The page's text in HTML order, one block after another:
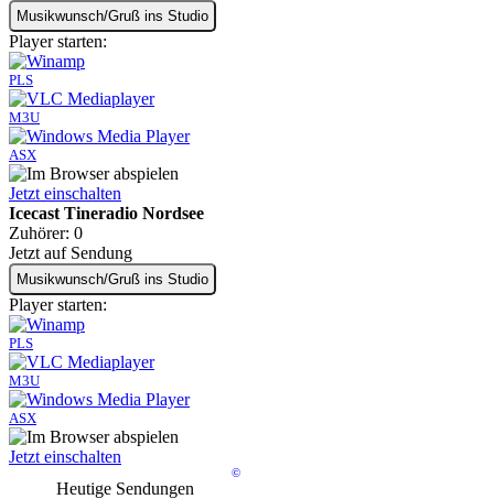
Musikwunsch/Gruß ins Studio
Player starten:
PLS
M3U
ASX
Jetzt einschalten
Icecast Tineradio Nordsee
Zuhörer: 0
Jetzt auf Sendung
Musikwunsch/Gruß ins Studio
Player starten:
PLS
M3U
ASX
Jetzt einschalten
©
Heutige Sendungen